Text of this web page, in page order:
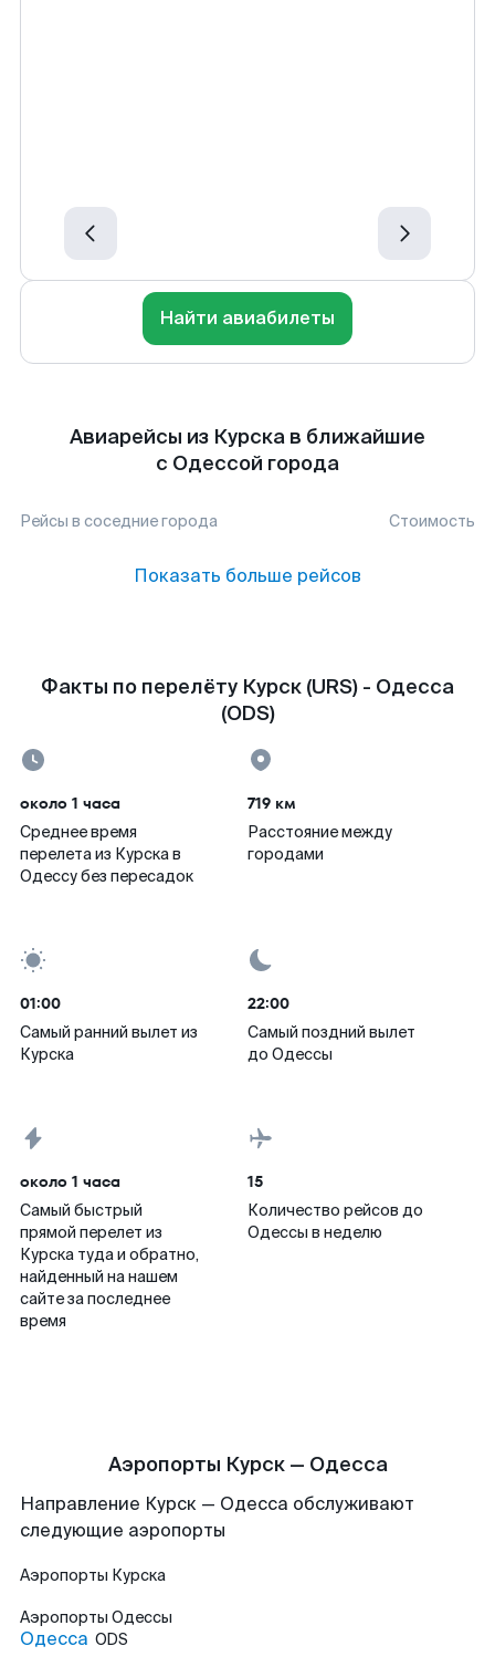
Найти авиабилеты
Авиарейсы из Курска в ближайшие
с Одессой города
Рейсы в соседние города Стоимость
Показать больше рейсов
Факты по перелёту Курск (URS) - Одесса
(ODS)
около 1 часа
Среднее время
перелета из Курска в
Одессу без пересадок
719 км
Расстояние между
городами
01:00
Самый ранний вылет из
Курска
22:00
Самый поздний вылет
до Одессы
около 1 часа
Самый быстрый
прямой перелет из
Курска туда и обратно,
найденный на нашем
сайте за последнее
время
15
Количество рейсов до
Одессы в неделю
Аэропорты Курск — Одесса
Направление Курск — Одесса обслуживают
следующие аэропорты
Аэропорты Курска
Аэропорты Одессы
Одесса ODS